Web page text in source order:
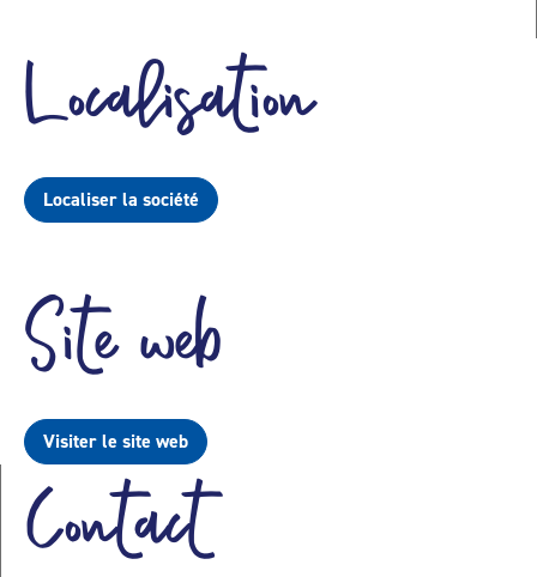
Localisation
Localiser la société
Site web
Visiter le site web
Contact